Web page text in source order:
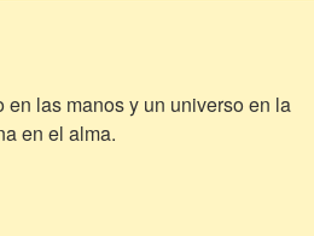
las manos y un universo en la
en el alma.